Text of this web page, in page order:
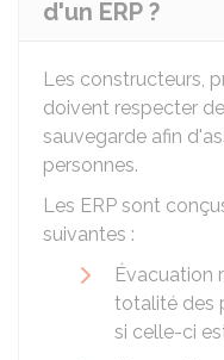
d'un ERP ?
Les constructeurs,
doivent respecter
sauvegarde afin
personnes.
Les ERP sont
suivantes :
Évacuation
totalité des
si celle-ci